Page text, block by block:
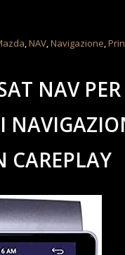
,NAV ,Navigazione ,
NAV
CAREPLAY